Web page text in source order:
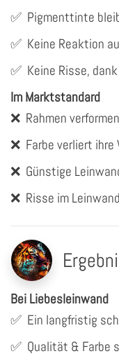
✅ Pigmenttinte
✅ Keine Reaktion
✅ Keine Risse,
Im Marktstandard
❌ Rahmen
❌ Farbe verliert ihre
❌ Günstige
❌ Risse im
Bei Liebesleinwand
✅ Ein langfristig
✅ Qualität & Farbe